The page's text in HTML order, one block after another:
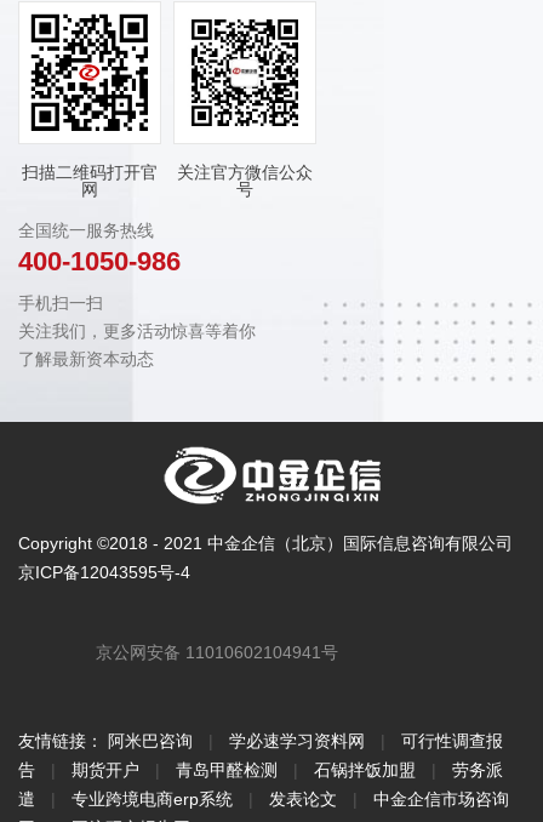
扫描二维码打开官
网
关注官方微信公众
号
全国统一服务热线
400-1050-986
手机扫一扫
关注我们，更多活动惊喜等着你
了解最新资本动态
Copyright ©2018 - 2021 中金企信（北京）国际信息咨询有限公司
京ICP备12043595号-4
京公网安备 11010602104941号
友情链接： 阿米巴咨询 | 学必速学习资料网 |
可行性调查报
告
| 期货开户 | 青岛甲醛检测 | 石锅拌饭加盟 |
劳务派
遣
| 专业跨境电商erp系统 | 发表论文 |
中金企信市场咨询